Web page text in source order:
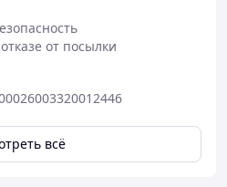
от посылки
всё